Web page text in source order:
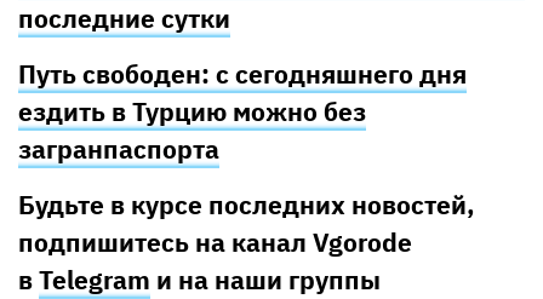
последние сутки
Путь свободен: с сегодняшнего дня
ездить в Турцию можно без
загранпаспорта
Будьте в курсе последних новостей,
подпишитесь на канал Vgorode
вTelegram и на наши группы